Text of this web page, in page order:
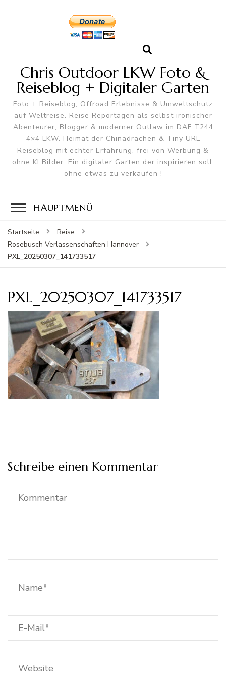
Chris Outdoor LKW Foto &
Reiseblog + Digitaler Garten
Foto + Reiseblog, Offroad Erlebnisse & Umweltschutz
auf Weltreise. Reise Reportagen als selbst ironischer
Abenteurer, Blogger & moderner Outlaw im DAF T244
4×4 LKW. Heimat der Chinadrachen & Tiny URL
Reiseblog mit echter Erfahrung, frei von Werbung &
ohne KI Bilder. Ein digitaler Garten der inspirieren soll,
ohne etwas zu verkaufen !
HAUPTMENÜ
Startseite
Reise
Rosebusch Verlassenschaften Hannover
PXL_20250307_141733517
PXL_20250307_141733517
Schreibe einen Kommentar